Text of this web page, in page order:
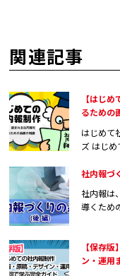
関連記事
【はじ
るための
はじめて
ズ はじ
社内報づ
社内報は
導くため
【保存
ン・運用